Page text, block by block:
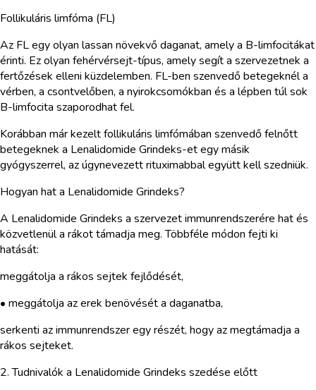
Follikuláris limfóma (FL)
Az FL egy olyan lassan növekvő daganat, amely a B-limfocitákat
érinti. Ez olyan fehérvérsejt-típus, amely segít a szervezetnek a
fertőzések elleni küzdelemben. FL-ben szenvedő betegeknél a
vérben, a csontvelőben, a nyirokcsomókban és a lépben túl sok
B-limfocita szaporodhat fel.
Korábban már kezelt follikuláris limfómában szenvedő felnőtt
betegeknek a Lenalidomide Grindeks-et egy másik
gyógyszerrel, az úgynevezett rituximabbal együtt kell szedniük.
Hogyan hat a Lenalidomide Grindeks?
A Lenalidomide Grindeks a szervezet immunrendszerére hat és
közvetlenül a rákot támadja meg. Többféle módon fejti ki
hatását:
meggátolja a rákos sejtek fejlődését,
• meggátolja az erek benövését a daganatba,
serkenti az immunrendszer egy részét, hogy az megtámadja a
rákos sejteket.
2. Tudnivalók a Lenalidomide Grindeks szedése előtt